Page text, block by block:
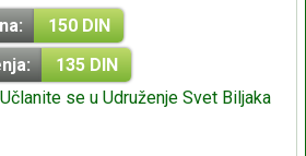
150 DIN
135 DIN
Učlanite se u Udruženje Svet Biljaka